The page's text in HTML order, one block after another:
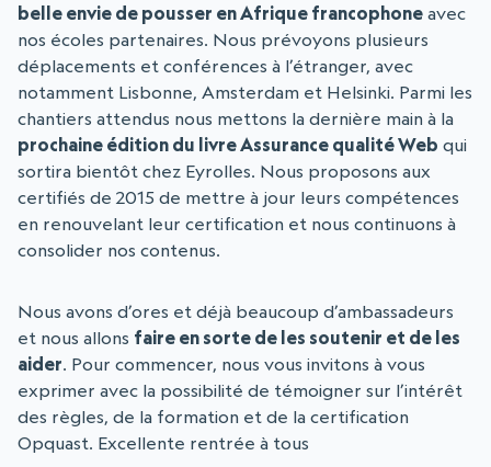
belle envie de pousser en Afrique francophone avec
nos écoles partenaires. Nous prévoyons plusieurs
déplacements et conférences à l’étranger, avec
notamment Lisbonne, Amsterdam et Helsinki. Parmi les
chantiers attendus nous mettons la dernière main à la
prochaine édition du livre Assurance qualité Web qui
sortira bientôt chez Eyrolles. Nous proposons aux
certifiés de 2015 de mettre à jour leurs compétences
en renouvelant leur certification et nous continuons à
consolider nos contenus.
Nous avons d’ores et déjà beaucoup d’ambassadeurs
et nous allons faire en sorte de les soutenir et de les
aider. Pour commencer, nous vous invitons à vous
exprimer avec la possibilité de témoigner sur l’intérêt
des règles, de la formation et de la certification
Opquast. Excellente rentrée à tous